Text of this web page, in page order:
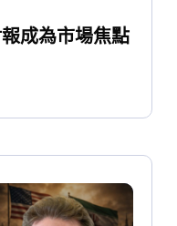
成為市場焦點